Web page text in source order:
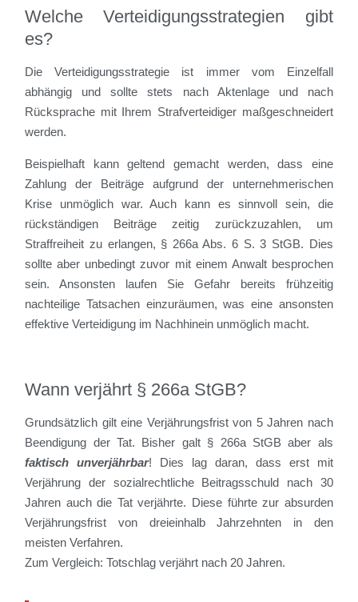
Welche Verteidigungsstrategien gibt
es?
Die Verteidigungsstrategie ist immer vom Einzelfall
abhängig und sollte stets nach Aktenlage und nach
Rücksprache mit Ihrem Strafverteidiger maßgeschneidert
werden.
Beispielhaft kann geltend gemacht werden, dass eine
Zahlung der Beiträge aufgrund der unternehmerischen
Krise unmöglich war. Auch kann es sinnvoll sein, die
rückständigen Beiträge zeitig zurückzuzahlen, um
Straffreiheit zu erlangen, § 266a Abs. 6 S. 3 StGB. Dies
sollte aber unbedingt zuvor mit einem Anwalt besprochen
sein. Ansonsten laufen Sie Gefahr bereits frühzeitig
nachteilige Tatsachen einzuräumen, was eine ansonsten
effektive Verteidigung im Nachhinein unmöglich macht.
Wann verjährt § 266a StGB?
Grundsätzlich gilt eine Verjährungsfrist von 5 Jahren nach
Beendigung der Tat. Bisher galt § 266a StGB aber als
faktisch unverjährbar! Dies lag daran, dass erst mit
Verjährung der sozialrechtliche Beitragsschuld nach 30
Jahren auch die Tat verjährte. Diese führte zur absurden
Verjährungsfrist von dreieinhalb Jahrzehnten in den
meisten Verfahren.
Zum Vergleich: Totschlag verjährt nach 20 Jahren.